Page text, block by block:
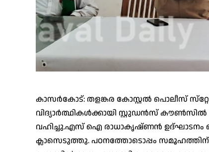
കാസർകോട്: തളങ്കര കോസ്റ്റൽ പൊലീസ്
വിദ്യാർത്ഥികൾക്കായി സ്റ്റുഡൻസ്
വഹിച്ചു.എസ് ഐ രാധാകൃഷ്ണൻ ഉദ്ഘാടനം
ക്ലാസെടുത്തു. പഠനത്തോടൊപ്പം